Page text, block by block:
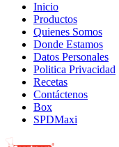
Inicio
Productos
Quienes Somos
Donde Estamos
Datos Personales
Politica Privacidad
Recetas
Contáctenos
Box
SPDMaxi